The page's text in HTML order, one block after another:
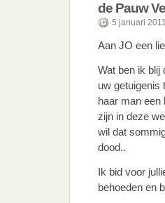
de Pauw
5 januari
Aan JO een
Wat ben ik blij
uw getuigenis
haar man een
zijn in deze
wil dat
dood..
Ik bid voor
behoeden en